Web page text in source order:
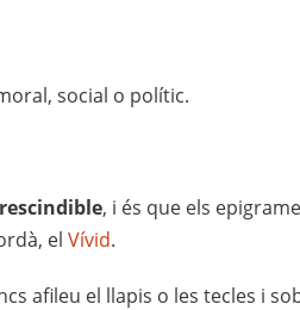
social o polític.
, i és que els
el Vívid.
afileu el llapis o les tecles i